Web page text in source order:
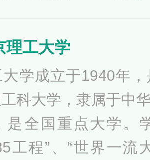
、清华—剑桥—MIT
才培养和科学技术
师的摇篮”。
理工大学
学成立于1940年
科大学，隶属于中
是全国重点大学。
工程”、“世界一流